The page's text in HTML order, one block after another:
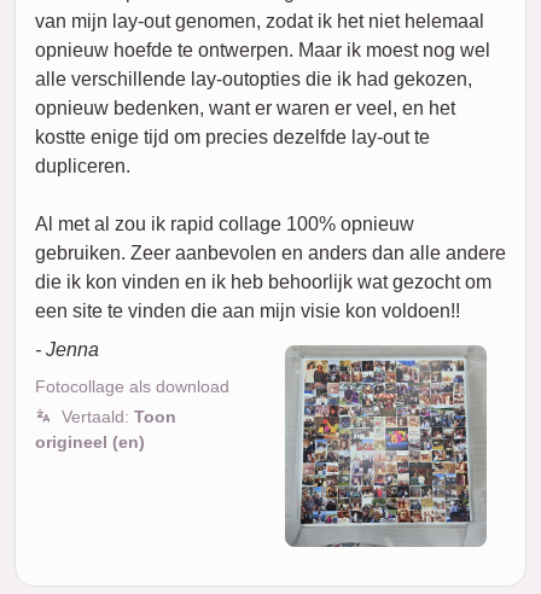
van mijn lay-out genomen, zodat ik het niet helemaal
opnieuw hoefde te ontwerpen. Maar ik moest nog wel
alle verschillende lay-outopties die ik had gekozen,
opnieuw bedenken, want er waren er veel, en het
kostte enige tijd om precies dezelfde lay-out te
dupliceren.
Al met al zou ik rapid collage 100% opnieuw
gebruiken. Zeer aanbevolen en anders dan alle andere
die ik kon vinden en ik heb behoorlijk wat gezocht om
een site te vinden die aan mijn visie kon voldoen!!
- Jenna
Fotocollage als download
Vertaald: Toon
origineel (en)